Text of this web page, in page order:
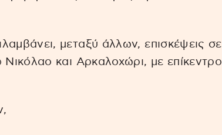
μεταξύ άλλων, επισκέψεις σε
και Αρκαλοχώρι, με επίκεντρο